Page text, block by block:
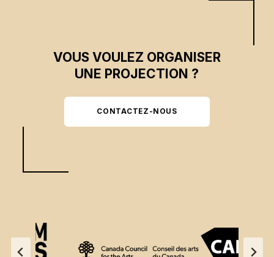
VOUS VOULEZ ORGANISER
UNE PROJECTION ?
CONTACTEZ-NOUS